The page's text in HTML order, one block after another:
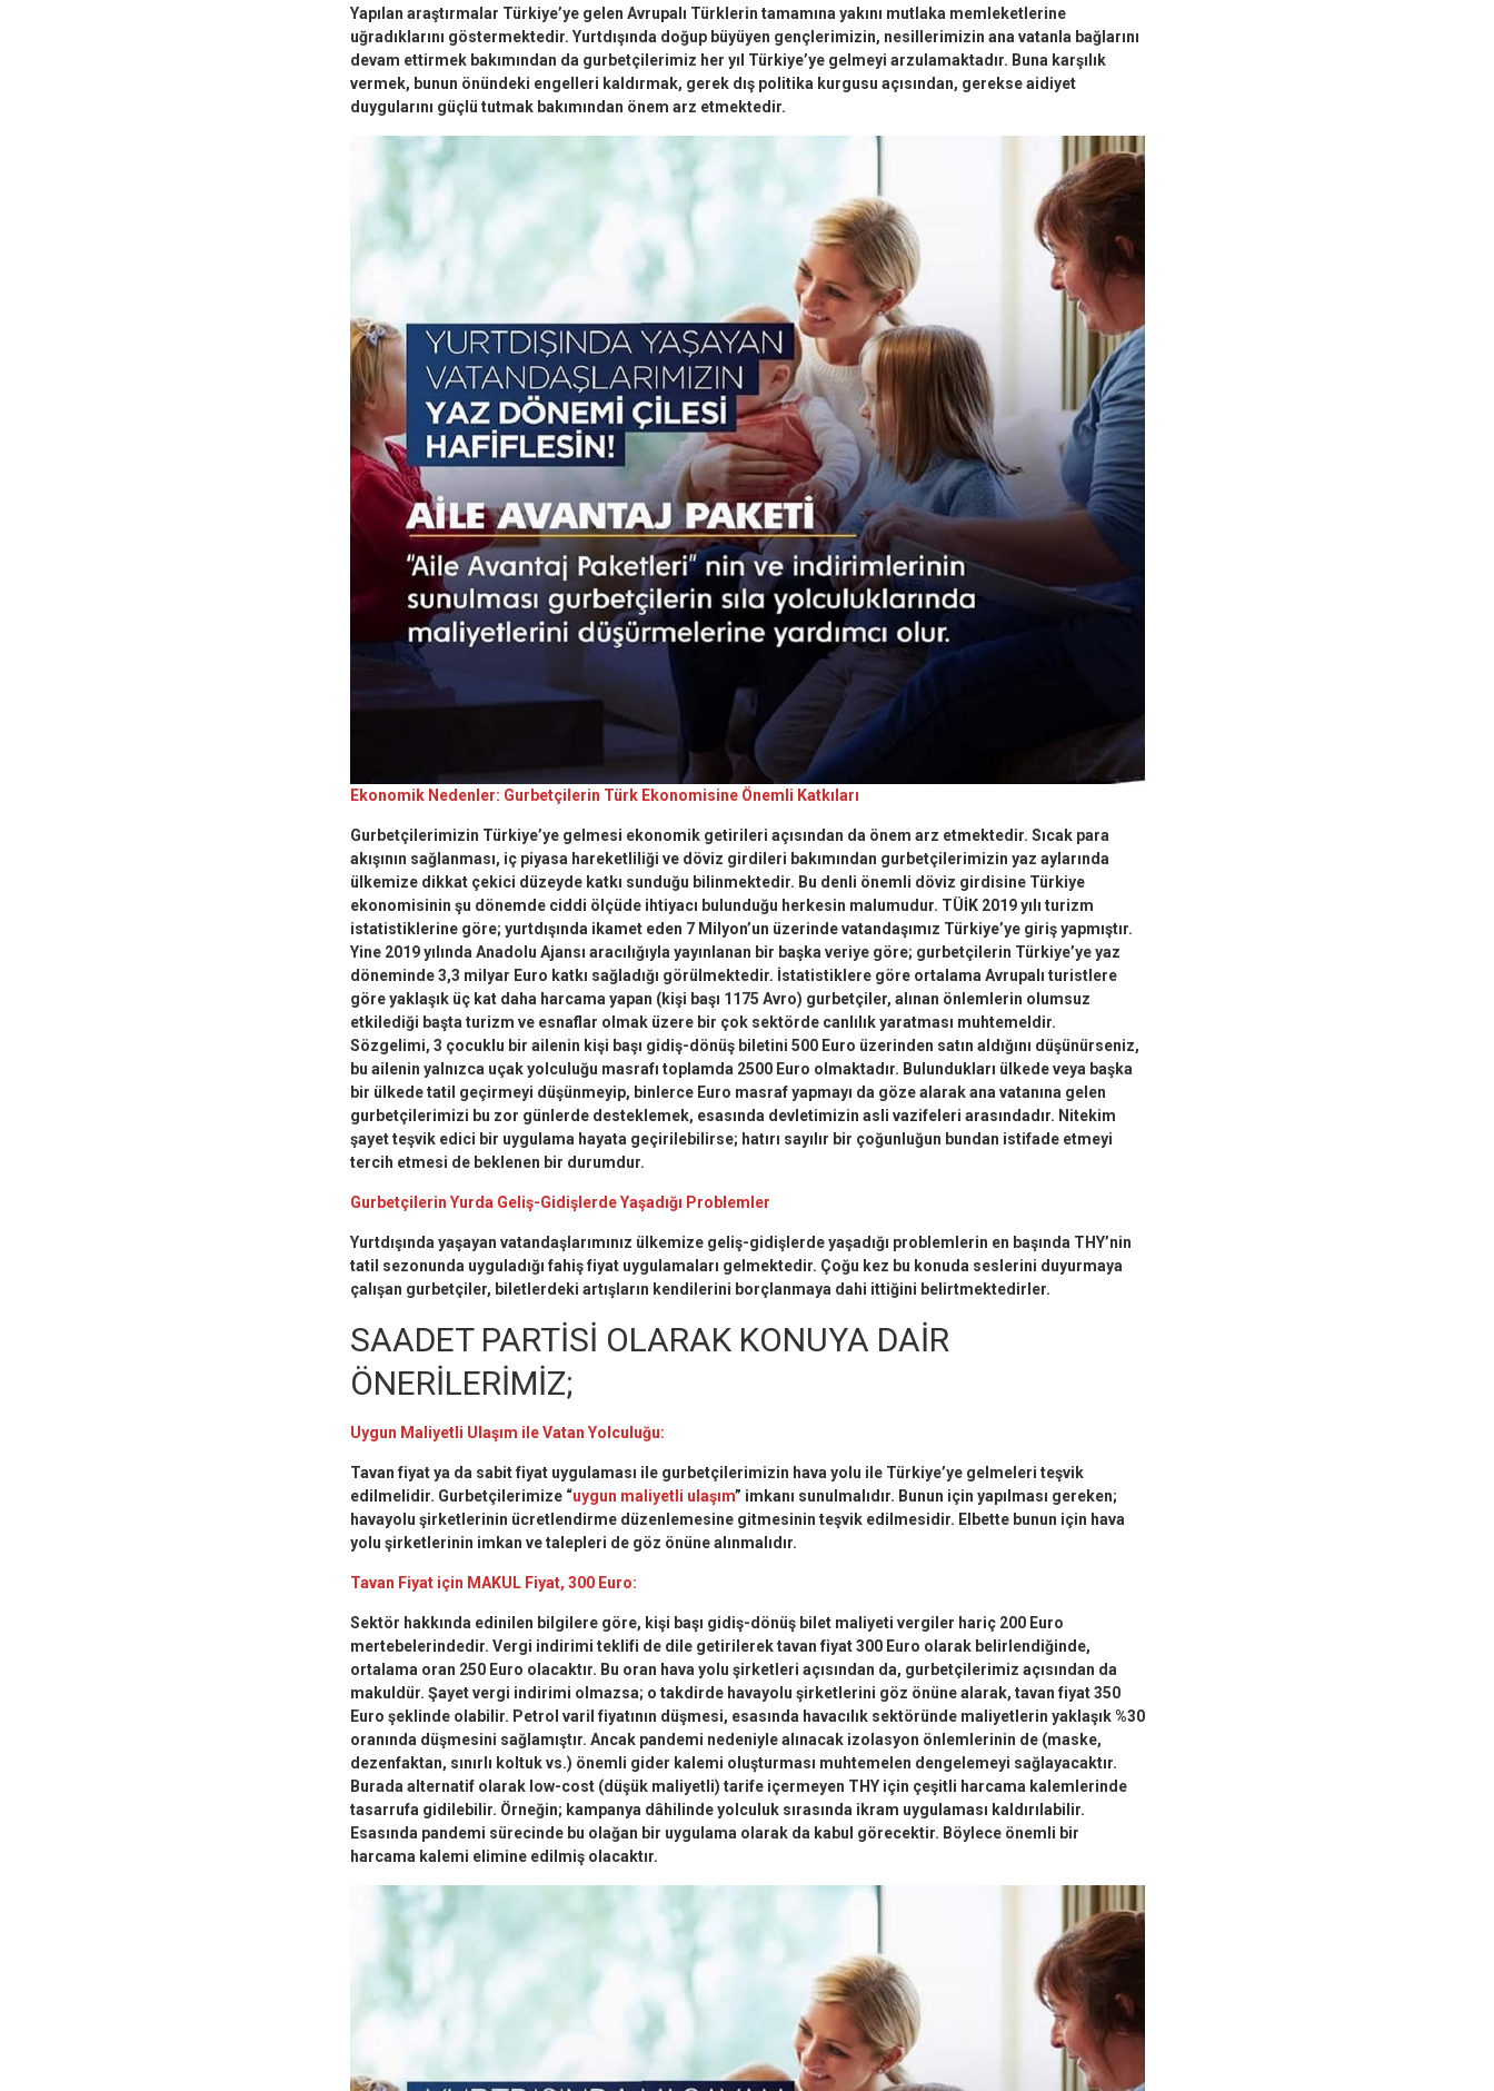
Yapılan araştırmalar Türkiye’ye gelen Avrupalı Türklerin tamamına yakını mutlaka memleketlerine
uğradıklarını göstermektedir. Yurtdışında doğup büyüyen gençlerimizin, nesillerimizin ana vatanla bağlarını
devam ettirmek bakımından da gurbetçilerimiz her yıl Türkiye’ye gelmeyi arzulamaktadır. Buna karşılık
vermek, bunun önündeki engelleri kaldırmak, gerek dış politika kurgusu açısından, gerekse aidiyet
duygularını güçlü tutmak bakımından önem arz etmektedir.
Ekonomik Nedenler: Gurbetçilerin Türk Ekonomisine Önemli Katkıları
Gurbetçilerimizin Türkiye’ye gelmesi ekonomik getirileri açısından da önem arz etmektedir. Sıcak para
akışının sağlanması, iç piyasa hareketliliği ve döviz girdileri bakımından gurbetçilerimizin yaz aylarında
ülkemize dikkat çekici düzeyde katkı sunduğu bilinmektedir. Bu denli önemli döviz girdisine Türkiye
ekonomisinin şu dönemde ciddi ölçüde ihtiyacı bulunduğu herkesin malumudur. TÜİK 2019 yılı turizm
istatistiklerine göre; yurtdışında ikamet eden 7 Milyon’un üzerinde vatandaşımız Türkiye’ye giriş yapmıştır.
Yine 2019 yılında Anadolu Ajansı aracılığıyla yayınlanan bir başka veriye göre; gurbetçilerin Türkiye’ye yaz
döneminde 3,3 milyar Euro katkı sağladığı görülmektedir. İstatistiklere göre ortalama Avrupalı turistlere
göre yaklaşık üç kat daha harcama yapan (kişi başı 1175 Avro) gurbetçiler, alınan önlemlerin olumsuz
etkilediği başta turizm ve esnaflar olmak üzere bir çok sektörde canlılık yaratması muhtemeldir.
Sözgelimi, 3 çocuklu bir ailenin kişi başı gidiş-dönüş biletini 500 Euro üzerinden satın aldığını düşünürseniz,
bu ailenin yalnızca uçak yolculuğu masrafı toplamda 2500 Euro olmaktadır. Bulundukları ülkede veya başka
bir ülkede tatil geçirmeyi düşünmeyip, binlerce Euro masraf yapmayı da göze alarak ana vatanına gelen
gurbetçilerimizi bu zor günlerde desteklemek, esasında devletimizin asli vazifeleri arasındadır. Nitekim
şayet teşvik edici bir uygulama hayata geçirilebilirse; hatırı sayılır bir çoğunluğun bundan istifade etmeyi
tercih etmesi de beklenen bir durumdur.
Gurbetçilerin Yurda Geliş-Gidişlerde Yaşadığı Problemler
Yurtdışında yaşayan vatandaşlarımınız ülkemize geliş-gidişlerde yaşadığı problemlerin en başında THY’nin
tatil sezonunda uyguladığı fahiş fiyat uygulamaları gelmektedir. Çoğu kez bu konuda seslerini duyurmaya
çalışan gurbetçiler, biletlerdeki artışların kendilerini borçlanmaya dahi ittiğini belirtmektedirler.
SAADET PARTİSİ OLARAK KONUYA DAİR
ÖNERİLERİMİZ;
Uygun Maliyetli Ulaşım ile Vatan Yolculuğu:
Tavan fiyat ya da sabit fiyat uygulaması ile gurbetçilerimizin hava yolu ile Türkiye’ye gelmeleri teşvik
edilmelidir. Gurbetçilerimize “uygun maliyetli ulaşım” imkanı sunulmalıdır. Bunun için yapılması gereken;
havayolu şirketlerinin ücretlendirme düzenlemesine gitmesinin teşvik edilmesidir. Elbette bunun için hava
yolu şirketlerinin imkan ve talepleri de göz önüne alınmalıdır.
Tavan Fiyat için MAKUL Fiyat, 300 Euro:
Sektör hakkında edinilen bilgilere göre, kişi başı gidiş-dönüş bilet maliyeti vergiler hariç 200 Euro
mertebelerindedir. Vergi indirimi teklifi de dile getirilerek tavan fiyat 300 Euro olarak belirlendiğinde,
ortalama oran 250 Euro olacaktır. Bu oran hava yolu şirketleri açısından da, gurbetçilerimiz açısından da
makuldür. Şayet vergi indirimi olmazsa; o takdirde havayolu şirketlerini göz önüne alarak, tavan fiyat 350
Euro şeklinde olabilir. Petrol varil fiyatının düşmesi, esasında havacılık sektöründe maliyetlerin yaklaşık %30
oranında düşmesini sağlamıştır. Ancak pandemi nedeniyle alınacak izolasyon önlemlerinin de (maske,
dezenfaktan, sınırlı koltuk vs.) önemli gider kalemi oluşturması muhtemelen dengelemeyi sağlayacaktır.
Burada alternatif olarak low-cost (düşük maliyetli) tarife içermeyen THY için çeşitli harcama kalemlerinde
tasarrufa gidilebilir. Örneğin; kampanya dâhilinde yolculuk sırasında ikram uygulaması kaldırılabilir.
Esasında pandemi sürecinde bu olağan bir uygulama olarak da kabul görecektir. Böylece önemli bir
harcama kalemi elimine edilmiş olacaktır.